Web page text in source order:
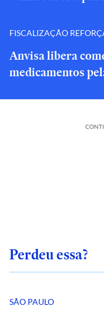
FISCALIZAÇÃO
Anvisa libera
medicamentos
Perdeu essa?
SÃO PAULO